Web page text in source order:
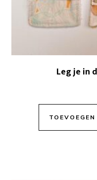
Leg je in